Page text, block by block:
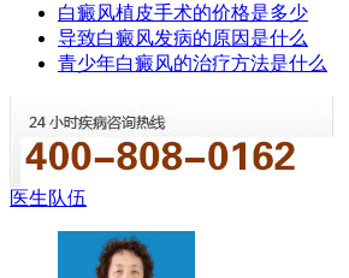
白癜风植皮手术的价格是多少
导致白癜风发病的原因是什么
青少年白癜风的治疗方法是什么
医生队伍